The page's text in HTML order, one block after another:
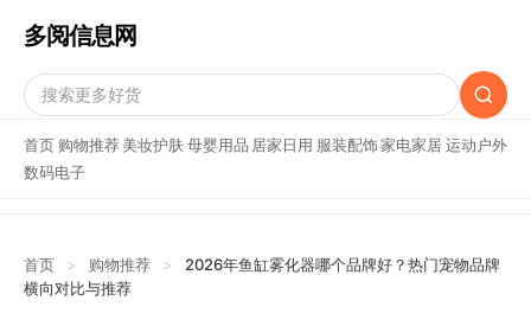
多阅信息网
首页 购物推荐 美妆护肤母婴用品 居家日用 服装配饰家电家居运动户外
数码电子
首页 > 购物推荐 >
2026年鱼缸雾化器哪个品牌好？热门宠物品牌
横向对比与推荐